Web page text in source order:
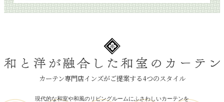
カーテン専門店インズがご提案する4つのスタイル
現代的な和室や和風のリビングルームにふさわしいカーテンを